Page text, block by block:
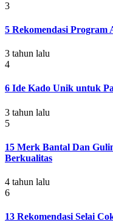
3
5 Rekomendasi
3 tahun lalu
4
6 Ide Kado Unik untuk
3 tahun lalu
5
15 Merk Bantal Dan
Berkualitas
4 tahun lalu
6
13 Rekomendasi Selai